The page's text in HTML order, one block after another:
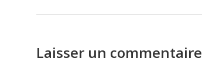
Laisser un commentaire